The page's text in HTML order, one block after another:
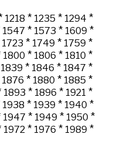
1218 * 1235 * 1294 *
1547 * 1573 * 1609 *
1723 * 1749 * 1759 *
1800 * 1806 * 1810 *
1839 * 1846 * 1847 *
1876 * 1880 * 1885 *
1893 * 1896 * 1921 *
1938 * 1939 * 1940 *
1947 * 1949 * 1950 *
1972 * 1976 * 1989 *